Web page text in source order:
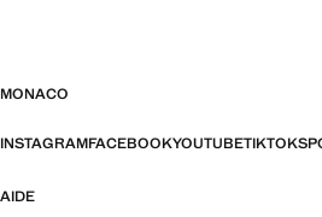
MONACO
INSTAGRAMFACEBOOKYOUTUBETIKTOK
AIDE